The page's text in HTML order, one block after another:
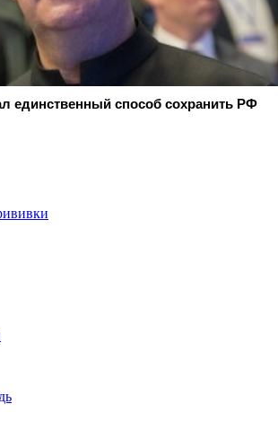
единственный способ сохранить РФ